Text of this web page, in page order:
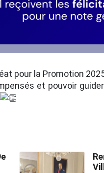
pour la Promotion
et pouvoir